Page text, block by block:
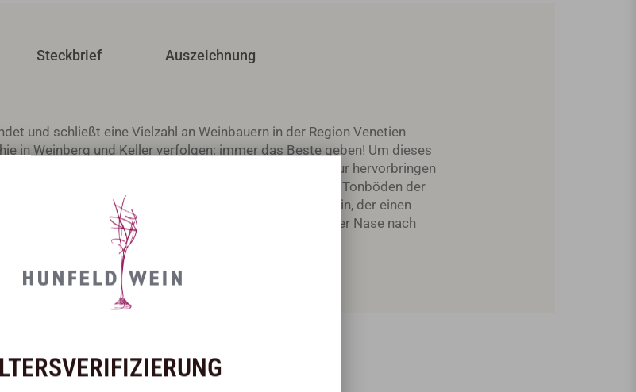
Steckbrief Auszeichnung
und schließt eine Vielzahl an Weinbauern in der Region Venetien
in Weinberg und Keller verfolgen: immer das Beste geben! Um dieses
Natur in enger Verbindung, d.h. das Beste aus der Natur hervorbringen
Glera vorzüglich auf den flachen Kies-, Schlamm- und Tonböden der
Voraussetzungen für einen frischen, würzigen Grundwein, der einen
ergibt. Feines Mousseux mit sehr fruchtbetonter Nase nach